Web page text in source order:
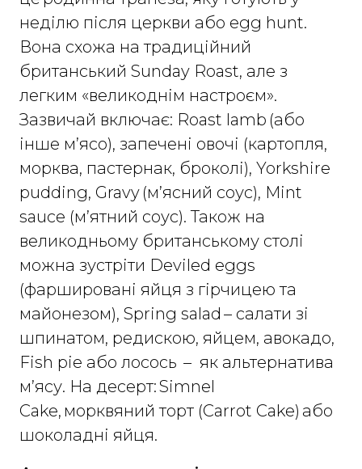
неділю після церкви або egg hunt.
Вона схожа на традиційний
британський Sunday Roast, але з
легким «великоднім настроєм».
Зазвичай включає: Roast lamb (або
інше м’ясо), запечені овочі (картопля,
морква, пастернак, броколі), Yorkshire
pudding, Gravy (м’ясний соус), Mint
sauce (м’ятний соус). Також на
великодньому британському столі
можна зустріти Deviled eggs
(фаршировані яйця з гірчицею та
майонезом), Spring salad – салати зі
шпинатом, редискою, яйцем, авокадо,
Fish pie або лосось – як альтернатива
м’ясу. На десерт: Simnel
Cake, морквяний торт (Carrot Cake) або
шоколадні яйця.